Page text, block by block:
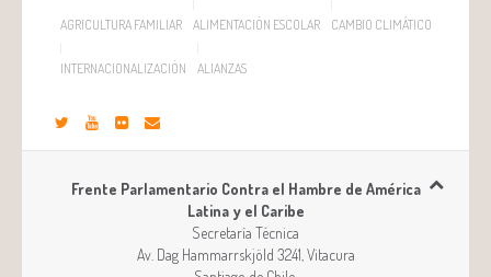
AGRICULTURA FAMILIAR ALIMENTACIÓN ESCOLAR CAMBIO CLIMÁTICO
INTERNACIONALIZACIÓN ALIANZAS
Frente Parlamentario Contra el Hambre de América
Latina y el Caribe
Secretaría Técnica
Av. Dag Hammarrskjöld 3241, Vitacura